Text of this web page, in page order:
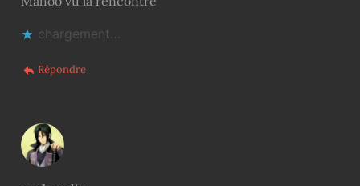
chargement…
Répondre